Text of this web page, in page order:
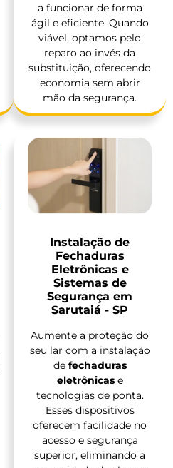
a funcionar de forma
ágil e eficiente. Quando
viável, optamos pelo
reparo ao invés da
substituição, oferecendo
economia sem abrir
mão da segurança.
Instalação de
Fechaduras
Eletrônicas e
Sistemas de
Segurança em
Sarutaiá - SP
Aumente a proteção do
seu lar com a instalação
de fechaduras
eletrônicase
tecnologias de ponta.
Esses dispositivos
oferecem facilidade no
acesso e segurança
superior, eliminando a